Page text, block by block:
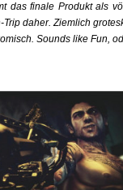
das finale Produkt als
Trip daher. Ziemlich
Sounds like Fun,